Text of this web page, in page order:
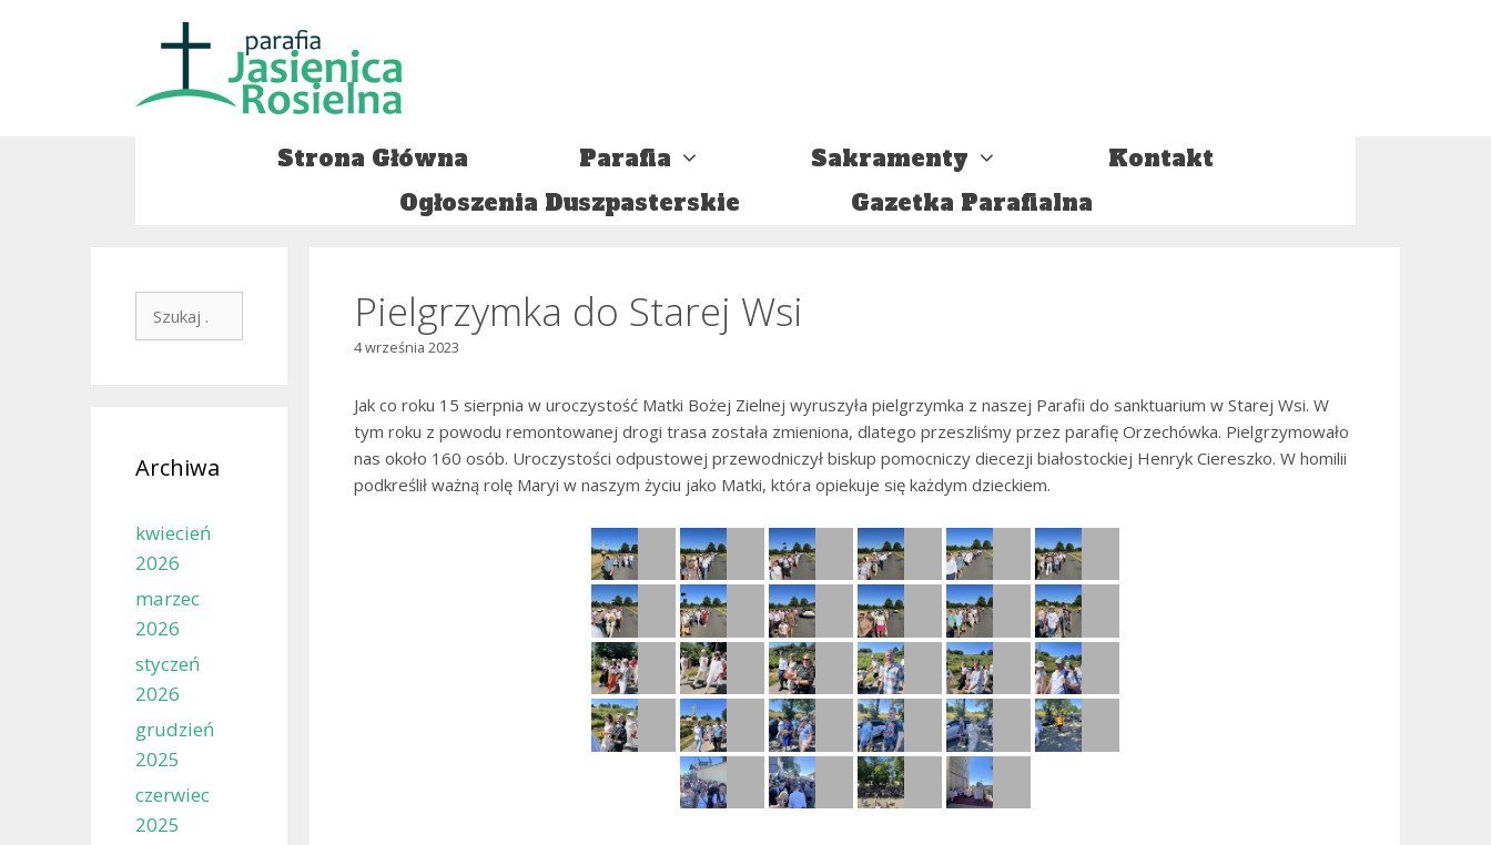
Strona Główna Parafia Sakramenty
Kontakt
Ogłoszenia Duszpasterskie
Gazetka Parafialna
Pielgrzymka do Starej Wsi
4 września 2023
Jak co roku 15 sierpnia w uroczystość Matki Bożej Zielnej wyruszyła pielgrzymka z naszej Parafii do sanktuarium w Starej Wsi. W
tym roku z powodu remontowanej drogi trasa została zmieniona, dlatego przeszliśmy przez parafię Orzechówka. Pielgrzymowało
nas około 160 osób. Uroczystości odpustowej przewodniczył biskup pomocniczy diecezji białostockiej Henryk Ciereszko. W homilii
podkreślił ważną rolę Maryi w naszym życiu jako Matki, która opiekuje się każdym dzieckiem.
Szukaj:
Archiwa
kwiecień
2026
marzec
2026
styczeń
2026
grudzień
2025
czerwiec
2025